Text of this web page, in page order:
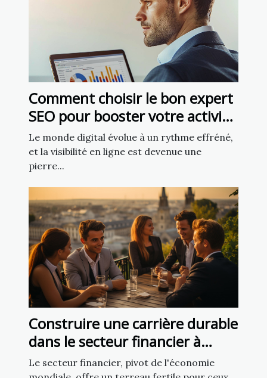
Comment choisir le bon expert
SEO pour booster votre activité
en ligne
Le monde digital évolue à un rythme effréné,
et la visibilité en ligne est devenue une
pierre...
Construire une carrière durable
dans le secteur financier à
Bordeaux
Le secteur financier, pivot de l'économie